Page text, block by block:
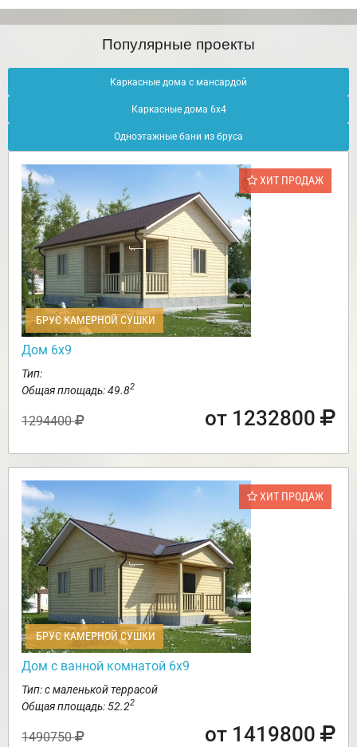
Популярные проекты
Каркасные дома с мансардой
Каркасные дома 6х4
Одноэтажные бани из бруса
ХИТ ПРОДАЖ
БРУС КАМЕРНОЙ СУШКИ
Дом 6х9
Тип:
Общая площадь: 49.82
1294400 от 1232800
ХИТ ПРОДАЖ
БРУС КАМЕРНОЙ СУШКИ
Дом с ванной комнатой 6х9
Тип: с маленькой террасой
Общая площадь: 52.22
1490750 от 1419800